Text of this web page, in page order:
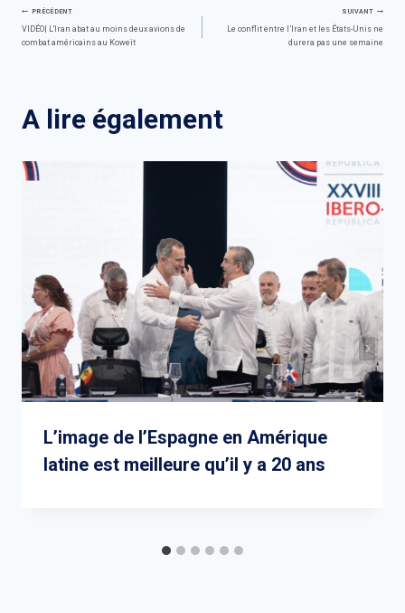
Navigation
PRÉCÉDENT
VIDÉO| L'Iran abat au moins deux avions de
combat américains au Koweït
SUIVANT
Le conflit entre l’Iran et les États-Unis ne
durera pas une semaine
A lire également
L’image de l’Espagne en Amérique
latine est meilleure qu’il y a 20 ans